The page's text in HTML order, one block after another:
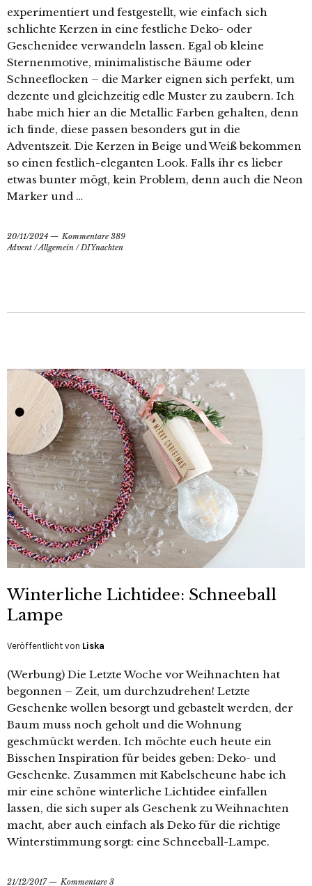
experimentiert und festgestellt, wie einfach sich
schlichte Kerzen in eine festliche Deko- oder
Geschenidee verwandeln lassen. Egal ob kleine
Sternenmotive, minimalistische Bäume oder
Schneeflocken – die Marker eignen sich perfekt, um
dezente und gleichzeitig edle Muster zu zaubern. Ich
habe mich hier an die Metallic Farben gehalten, denn
ich finde, diese passen besonders gut in die
Adventszeit. Die Kerzen in Beige und Weiß bekommen
so einen festlich-eleganten Look. Falls ihr es lieber
etwas bunter mögt, kein Problem, denn auch die Neon
Marker und …
20/11/2024
Kommentare 389
Advent /Allgemein /DIYnachten
Winterliche Lichtidee: Schneeball
Lampe
Veröffentlicht von Liska
(Werbung) Die Letzte Woche vor Weihnachten hat
begonnen – Zeit, um durchzudrehen! Letzte
Geschenke wollen besorgt und gebastelt werden, der
Baum muss noch geholt und die Wohnung
geschmückt werden. Ich möchte euch heute ein
Bisschen Inspiration für beides geben: Deko- und
Geschenke. Zusammen mit Kabelscheune habe ich
mir eine schöne winterliche Lichtidee einfallen
lassen, die sich super als Geschenk zu Weihnachten
macht, aber auch einfach als Deko für die richtige
Winterstimmung sorgt: eine Schneeball-Lampe.
21/12/2017 Kommentare 3